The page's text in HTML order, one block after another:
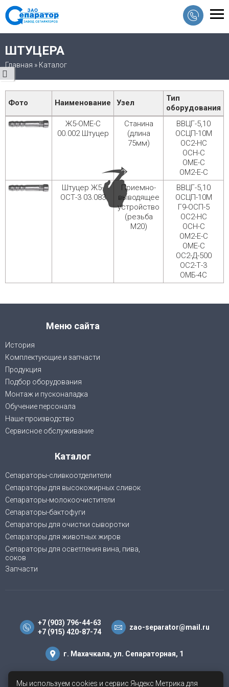
ШТУЦЕРА
Главная » Каталог
Список запчастей и узлов в категории
Фото Наименование Узел
Тип
оборудования
Ж5-ОМЕ-С
00.002 Штуцер
Станина
(длина
75мм)
ВВЦГ-5,10
ОСЦП-10М
ОС2-НС
ОСН-С
ОМЕ-С
ОМ2-Е-С
Штуцер Ж5-
ОСТ-3 03.083
Приемно-
выводящее
устройство
(резьба
М20)
ВВЦГ-5,10
ОСЦП-10М
Г9-ОСП-5
ОС2-НС
ОСН-С
ОМ2-Е-С
ОМЕ-С
ОС2-Д-500
ОС2-Т-3
ОМБ-4С
Меню сайта
История
Комплектующие и запчасти
Продукция
Подбор оборудования
Монтаж и пусконаладка
Обучение персонала
Наше производство
Сервисное обслуживание
Каталог
Сепараторы-сливкоотделители
Сепараторы для высокожирных сливок
Сепараторы-молокоочистители
Сепараторы-бактофуги
Сепараторы для очистки сыворотки
Сепараторы для животных жиров
Cепараторы для осветления вина, пива,
соков
Запчасти
+7 (903) 796-44-63
+7 (915) 420-87-74
zao-separator@mail.ru
г. Махачкала, ул. Сепараторная, 1
Мы используем cookies и сервис Яндекс Метрика для